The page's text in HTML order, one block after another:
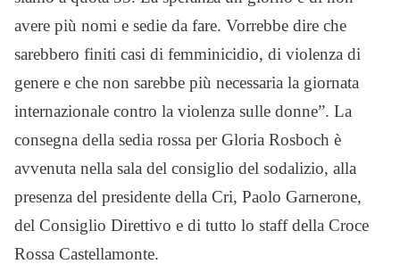
avere più nomi e sedie da fare. Vorrebbe dire che
sarebbero finiti casi di femminicidio, di violenza di
genere e che non sarebbe più necessaria la giornata
internazionale contro la violenza sulle donne”. La
consegna della sedia rossa per Gloria Rosboch è
avvenuta nella sala del consiglio del sodalizio, alla
presenza del presidente della Cri, Paolo Garnerone,
del Consiglio Direttivo e di tutto lo staff della Croce
Rossa Castellamonte.